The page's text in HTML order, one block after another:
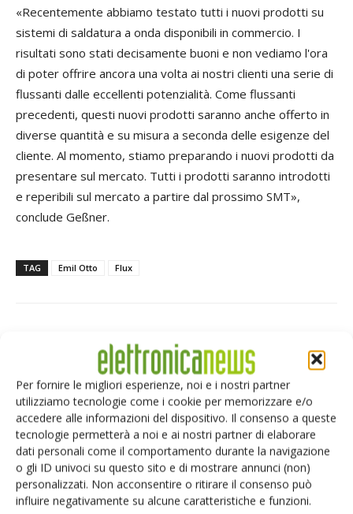
Per fornire le migliori esperienze, noi e i nostri partner
utilizziamo tecnologie come i cookie per memorizzare e/o
accedere alle informazioni del dispositivo. Il consenso a queste
tecnologie permetterà a noi e ai nostri partner di elaborare
dati personali come il comportamento durante la navigazione
o gli ID univoci su questo sito e di mostrare annunci (non)
personalizzati. Non acconsentire o ritirare il consenso può
influire negativamente su alcune caratteristiche e funzioni.
«Recentemente abbiamo testato tutti i nuovi prodotti su
sistemi di saldatura a onda disponibili in commercio. I
risultati sono stati decisamente buoni e non vediamo l'ora
di poter offrire ancora una volta ai nostri clienti una serie di
flussanti dalle eccellenti potenzialità. Come flussanti
precedenti, questi nuovi prodotti saranno anche offerto in
diverse quantità e su misura a seconda delle esigenze del
cliente. Al momento, stiamo preparando i nuovi prodotti da
presentare sul mercato. Tutti i prodotti saranno introdotti
e reperibili sul mercato a partire dal prossimo SMT»,
conclude Geßner.
TAG Emil Otto Flux
Facebook Twitter
ARTICOLI CORRELATI ALTRO DALL'AUTORE
Gas industriali e semiconduttori: il
ruolo strategico della supply chain
nell’era del Chips Act